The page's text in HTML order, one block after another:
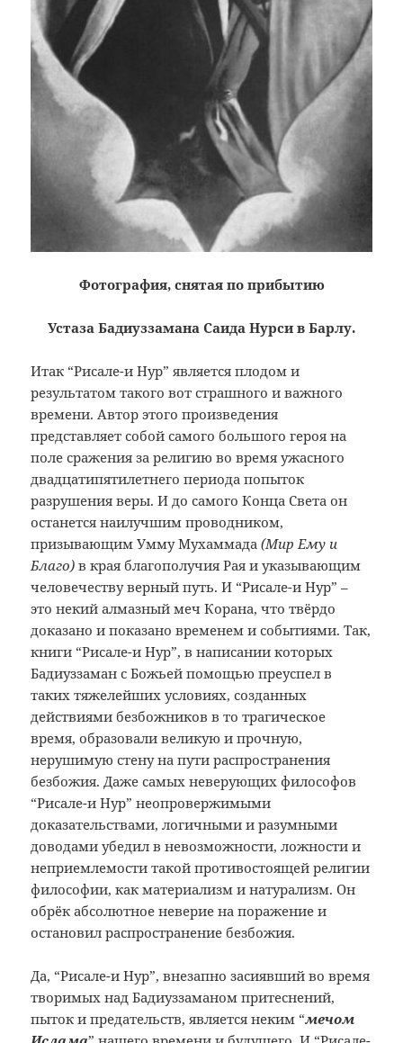
Фотография, снятая по прибытию
Устаза Бадиуззамана Саида Нурси в Барлу.
Итак “Рисале-и Нур” является плодом и
результатом такого вот страшного и важного
времени. Автор этого произведения
представляет собой самого большого героя на
поле сражения за религию во время ужасного
двадцатипятилетнего периода попыток
разрушения веры. И до самого Конца Света он
останется наилучшим проводником,
призывающим Умму Мухаммада(Мир Ему и
Благо) в края благополучия Рая и указывающим
человечеству верный путь. И “Рисале-и Нур” –
это некий алмазный меч Корана, что твёрдо
доказано и показано временем и событиями. Так,
книги “Рисале-и Нур”, в написании которых
Бадиуззаман с Божьей помощью преуспел в
таких тяжелейших условиях, созданных
действиями безбожников в то трагическое
время, образовали великую и прочную,
нерушимую стену на пути распространения
безбожия. Даже самых неверующих философов
“Рисале-и Нур” неопровержимыми
доказательствами, логичными и разумными
доводами убедил в невозможности, ложности и
неприемлемости такой противостоящей религии
философии, как материализм и натурализм. Он
обрёк абсолютное неверие на поражение и
остановил распространение безбожия.
Да, “Рисале-и Нур”, внезапно засиявший во время
творимых над Бадиуззаманом притеснений,
пыток и предательств, является неким “мечом